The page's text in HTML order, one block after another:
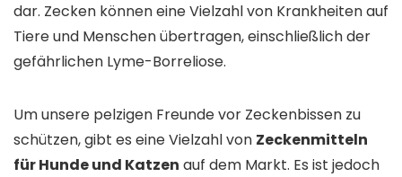
dar. Zecken können eine Vielzahl von Krankheiten auf
Tiere und Menschen übertragen, einschließlich der
gefährlichen Lyme-Borreliose.
Um unsere pelzigen Freunde vor Zeckenbissen zu
schützen, gibt es eine Vielzahl von Zeckenmitteln
für Hunde und Katzen auf dem Markt. Es ist jedoch